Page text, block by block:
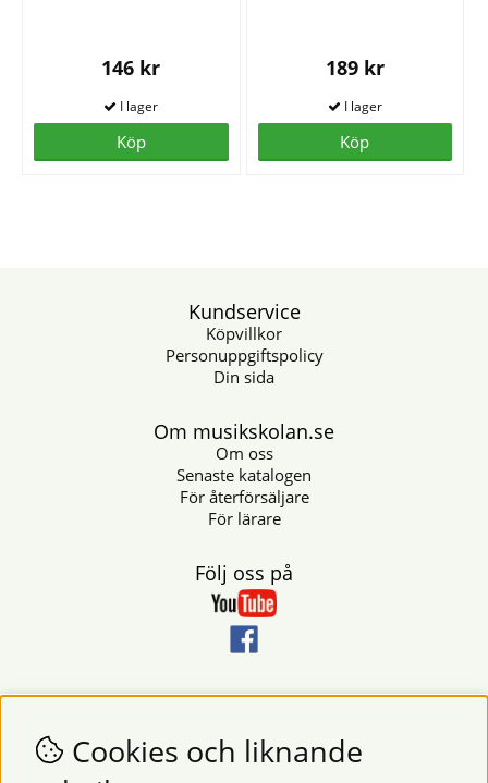
146 kr
Köp
189 kr
Köp
Kundservice
Köpvillkor
Personuppgiftspolicy
Din sida
Om musikskolan.se
Om oss
Senaste katalogen
För återförsäljare
För lärare
Följ oss på
Nyhetsbrev
Vill du få nyheter och erbjudanden från oss? Fyll då i din e-
postadress i fältet nedan.
Cookies och liknande